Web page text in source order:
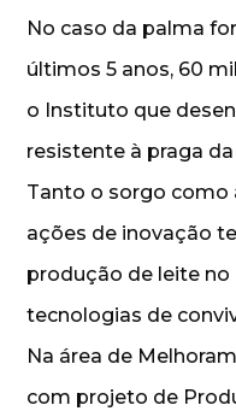
No caso da palma
últimos 5 anos, 60
o Instituto que
resistente à praga
Tanto o sorgo como
ações de inovação
produção de leite
tecnologias de
Na área de
com projeto de